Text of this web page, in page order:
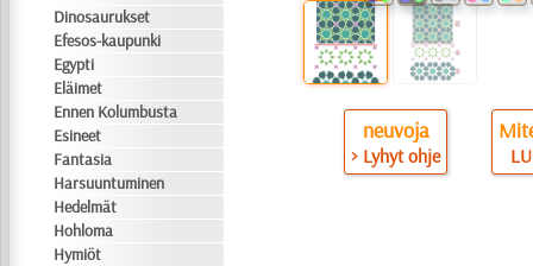
Dinosaurukset
Efesos-kaupunki
Egypti
Eläimet
Ennen Kolumbusta
Esineet
Fantasia
Harsuuntuminen
Hedelmät
Hohloma
Hymiöt
neuvoja
> Lyhyt ohje